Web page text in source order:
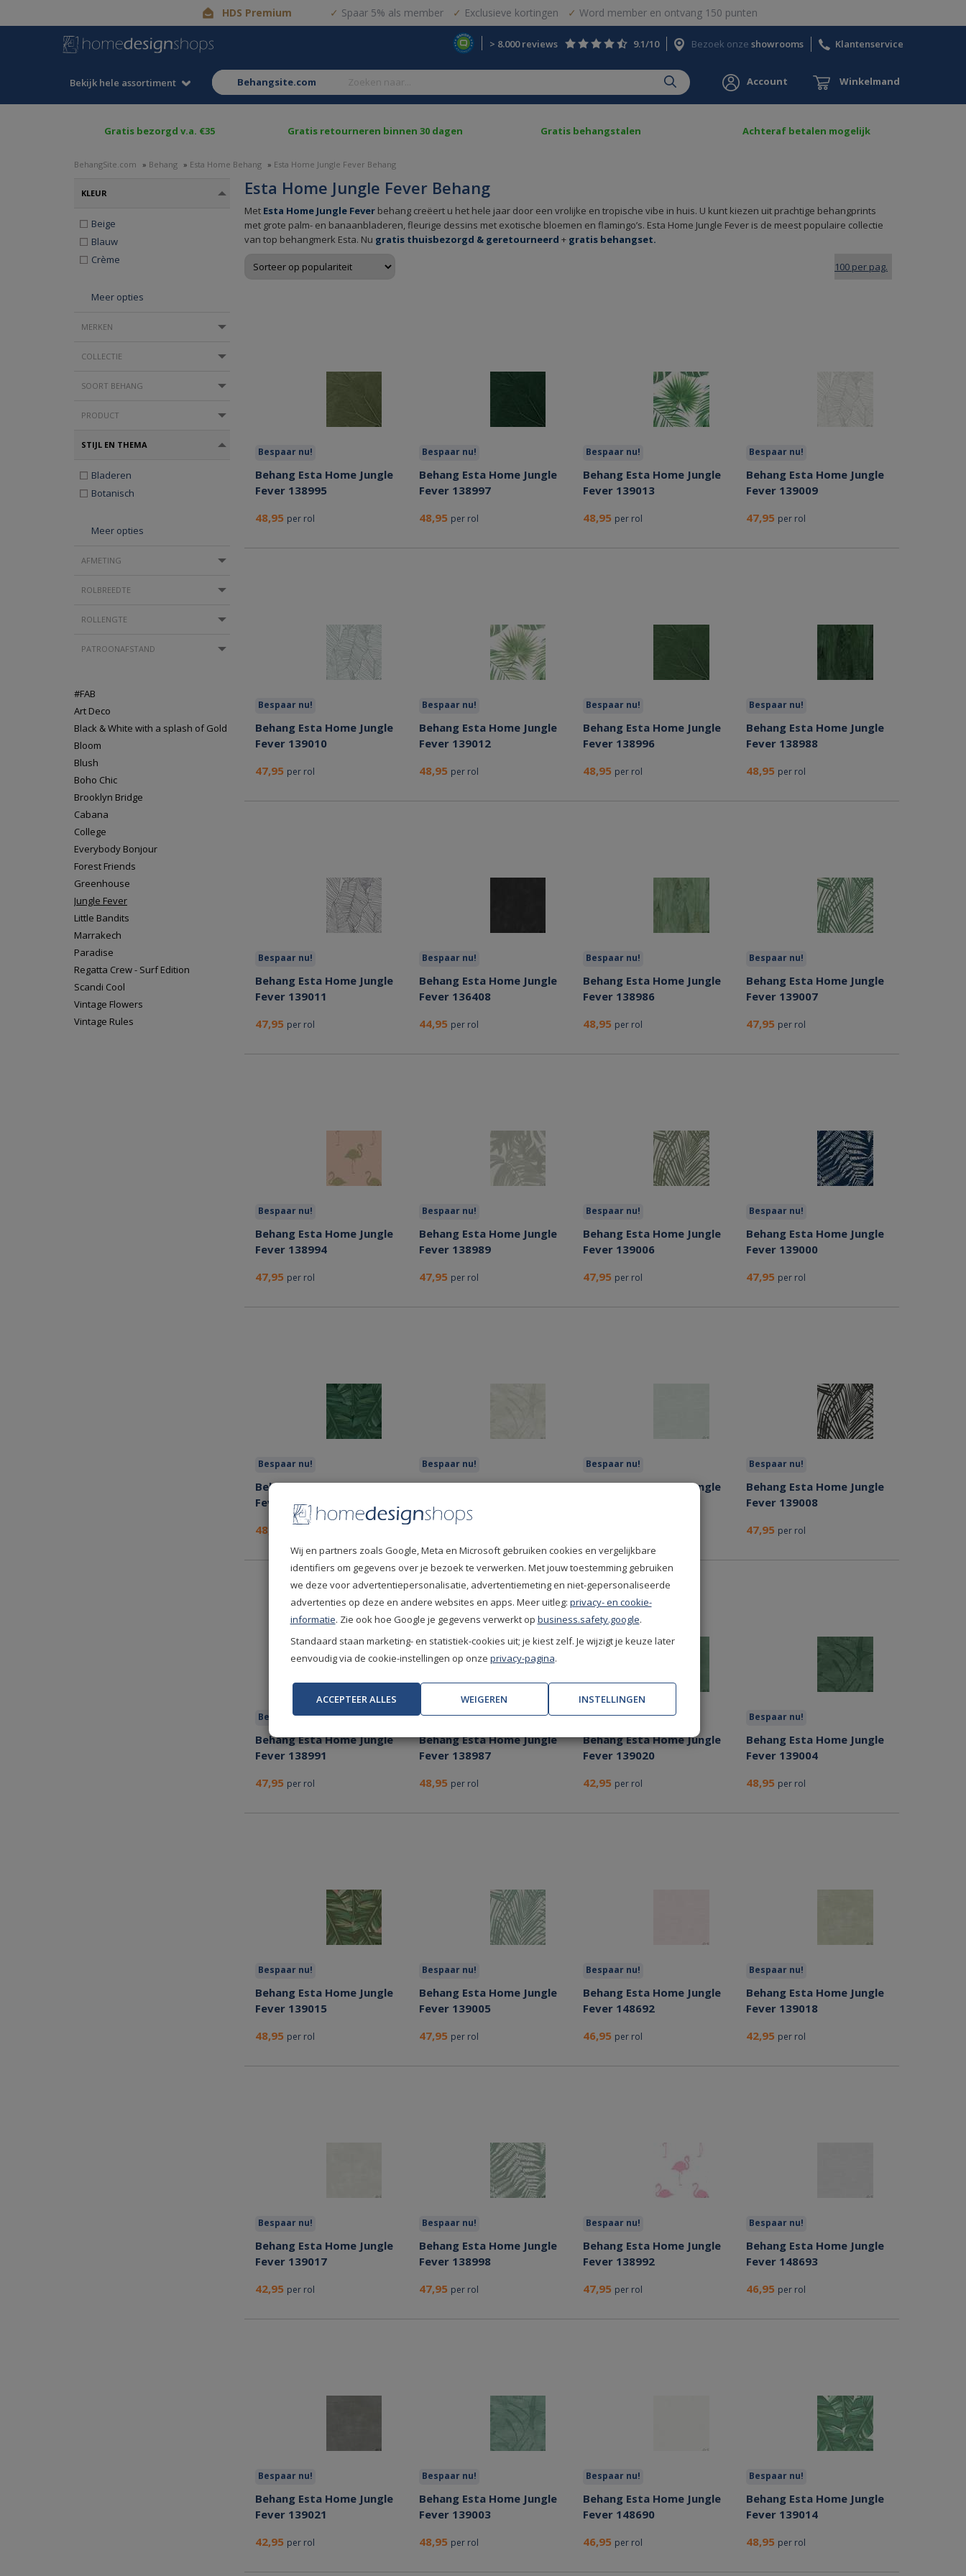
HDS Premium Spaar 5% als member Exclusieve kortingen Word member en ontvang 150 punten
> 8.000 reviews 9.1/10 Bezoek onze showrooms Klantenservice
Bekijk hele assortiment behangsite.com Account Winkelmand
Gratis bezorgd v.a. €35 Gratis retourneren binnen 30 dagen Gratis behangstalen Achteraf betalen mogelijk
BehangSite.com » Behang » Esta Home Behang » Esta Home Jungle Fever Behang
Esta Home Jungle Fever Behang
Met Esta Home Jungle Fever behang creëert u het hele jaar door een vrolijke en tropische vibe in huis. U kunt kiezen uit prachtige behangprints
met grote palm- en banaanbladeren, fleurige dessins met exotische bloemen en flamingo’s. Esta Home Jungle Fever is de meest populaire collectie
van top behangmerk Esta. Nu gratis thuisbezorgd & geretourneerd + gratis behangset.
Bespaar nu!
Behang Esta Home Jungle
Fever 138995
48,95 per rol
Bespaar nu!
Behang Esta Home Jungle
Fever 138997
48,95 per rol
Bespaar nu!
Behang Esta Home Jungle
Fever 139013
48,95 per rol
Bespaar nu!
Behang Esta Home Jungle
Fever 139009
47,95 per rol
Bespaar nu!
Behang Esta Home Jungle
Fever 139010
47,95 per rol
Bespaar nu!
Behang Esta Home Jungle
Fever 139012
48,95 per rol
Bespaar nu!
Behang Esta Home Jungle
Fever 138996
48,95 per rol
Bespaar nu!
Behang Esta Home Jungle
Fever 138988
48,95 per rol
Bespaar nu!
Behang Esta Home Jungle
Fever 139011
47,95 per rol
Bespaar nu!
Behang Esta Home Jungle
Fever 136408
44,95 per rol
Bespaar nu!
Behang Esta Home Jungle
Fever 138986
48,95 per rol
Bespaar nu!
Behang Esta Home Jungle
Fever 139007
47,95 per rol
Bespaar nu!
Behang Esta Home Jungle
Fever 138994
47,95 per rol
Bespaar nu!
Behang Esta Home Jungle
Fever 138989
47,95 per rol
Bespaar nu!
Behang Esta Home Jungle
Fever 139006
47,95 per rol
Bespaar nu!
Behang Esta Home Jungle
Fever 139000
47,95 per rol
Bespaar nu!
Behang Esta Home Jungle
Fever 139016
48,95
Bespaar nu!
Behang Esta Home Jungle
Bespaar nu!
Behang Esta Home Jungle
Bespaar nu!
Behang Esta Home Jungle
Fever 139008
47,95 per rol
Bespaar nu!
Behang Esta Home Jungle
Fever 138991
47,95 per rol
Bespaar nu!
Behang Esta Home Jungle
Fever 138987
48,95 per rol
Bespaar nu!
Behang Esta Home Jungle
Fever 139020
42,95 per rol
Bespaar nu!
Behang Esta Home Jungle
Fever 139004
48,95 per rol
Bespaar nu!
Behang Esta Home Jungle
Fever 139015
48,95 per rol
Bespaar nu!
Behang Esta Home Jungle
Fever 139005
47,95 per rol
Bespaar nu!
Behang Esta Home Jungle
Fever 148692
46,95 per rol
Bespaar nu!
Behang Esta Home Jungle
Fever 139018
42,95 per rol
Bespaar nu!
Behang Esta Home Jungle
Fever 139017
42,95 per rol
Bespaar nu!
Behang Esta Home Jungle
Fever 138998
47,95 per rol
Bespaar nu!
Behang Esta Home Jungle
Fever 138992
47,95 per rol
Bespaar nu!
Behang Esta Home Jungle
Fever 148693
46,95 per rol
Bespaar nu!
Behang Esta Home Jungle
Fever 139021
42,95 per rol
Bespaar nu!
Behang Esta Home Jungle
Fever 139003
48,95 per rol
Bespaar nu!
Behang Esta Home Jungle
Fever 148690
46,95 per rol
Bespaar nu!
Behang Esta Home Jungle
Fever 139014
48,95 per rol
KLEUR
Beige
Blauw
Crème
Meer opties
MERKEN
COLLECTIE
SOORT BEHANG
PRODUCT
STIJL EN THEMA
Bladeren
Botanisch
Meer opties
AFMETING
ROLBREEDTE
ROLLENGTE
PATROONAFSTAND
#FAB
Art Deco
Black & White with a splash of Gold
Bloom
Blush
Boho Chic
Brooklyn Bridge
Cabana
College
Everybody Bonjour
Forest Friends
Greenhouse
Jungle Fever
Little Bandits
Marrakech
Paradise
Regatta Crew - Surf Edition
Scandi Cool
Vintage Flowers
Vintage Rules
Wij en partners zoals Google, Meta en Microsoft gebruiken cookies en vergelijkbare
identifiers om gegevens over je bezoek te verwerken. Met jouw toestemming gebruiken
we deze voor advertentiepersonalisatie, advertentiemeting en niet-gepersonaliseerde
advertenties op deze en andere websites en apps. Meer uitleg: privacy- en cookie-
informatie. Zie ook hoe Google je gegevens verwerkt op business.safety.google.
Standaard staan marketing- en statistiek-cookies uit; je kiest zelf. Je wijzigt je keuze later
eenvoudig via de cookie-instellingen op onze privacy-pagina.
ACCEPTEER ALLES WEIGEREN INSTELLINGEN